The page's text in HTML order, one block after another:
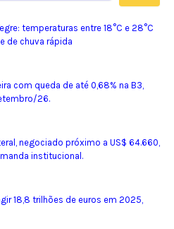
temperaturas entre 18°C e 28°C
de chuva rápida
com queda de até 0,68% na B3,
26.
negociado próximo a US$ 64.660,
institucional.
18,8 trilhões de euros em 2025,